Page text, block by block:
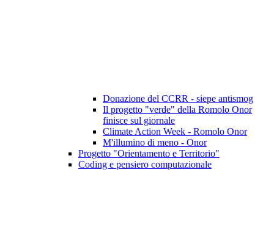
Donazione del CCRR - siepe antismog
Il progetto "verde" della Romolo Onor
finisce sul giornale
Climate Action Week - Romolo Onor
M'illumino di meno - Onor
Progetto "Orientamento e Territorio"
Coding e pensiero computazionale